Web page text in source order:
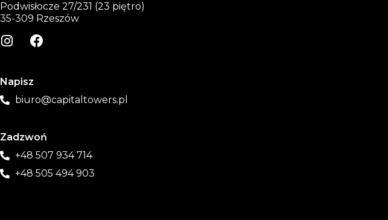
Podwisłocze 27/231 (23 piętro)
35-309 Rzeszów
Napisz
biuro@capitaltowers.pl
Zadzwoń
+48 507 934 714
+48 505 494 903